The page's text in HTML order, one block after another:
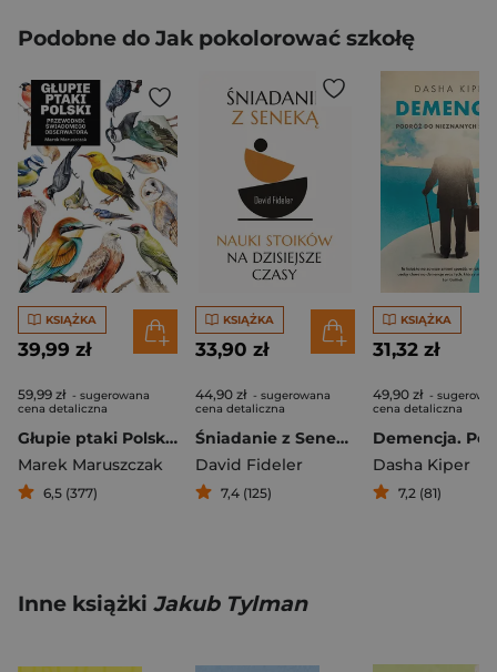
Podobne do Jak pokolorować szkołę
KSIĄŻKA
39,99 zł
59,99 zł - sugerowana
cena detaliczna
Głupie ptaki Polski. Przewodnik świadomego obserwatora
Marek Maruszczak
6,5 (377)
KSIĄŻKA
33,90 zł
44,90 zł - sugerowana
cena detaliczna
Śniadanie z Seneką Nauki stoików na dzisiejsze czasy
David Fideler
7,4 (125)
KSIĄŻKA
31,32 zł
49,90 zł -
cena detaliczna
Dasha Kiper
7,2 (81)
Inne książki Jakub Tylman